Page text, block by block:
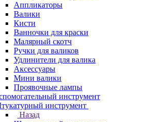
Аппликаторы
Валики
Кисти
Ванночки для краски
Малярный скотч
Ручки для валиков
Удлинители для валика
Аксессуары
Мини валики
Проявочные лампы
инструмент
инструмент
Назад